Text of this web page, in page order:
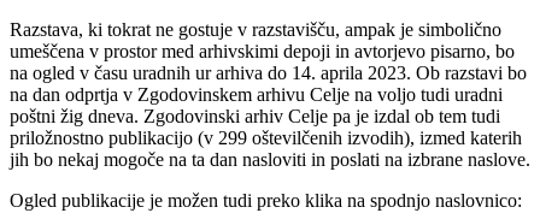
Razstava, ki tokrat ne gostuje v razstavišču, ampak je simbolično
umeščena v prostor med arhivskimi depoji in avtorjevo pisarno, bo
na ogled v času uradnih ur arhiva do 14. aprila 2023. Ob razstavi bo
na dan odprtja v Zgodovinskem arhivu Celje na voljo tudi uradni
poštni žig dneva. Zgodovinski arhiv Celje pa je izdal ob tem tudi
priložnostno publikacijo (v 299 oštevilčenih izvodih), izmed katerih
jih bo nekaj mogoče na ta dan nasloviti in poslati na izbrane naslove.
Ogled publikacije je možen tudi preko klika na spodnjo naslovnico: